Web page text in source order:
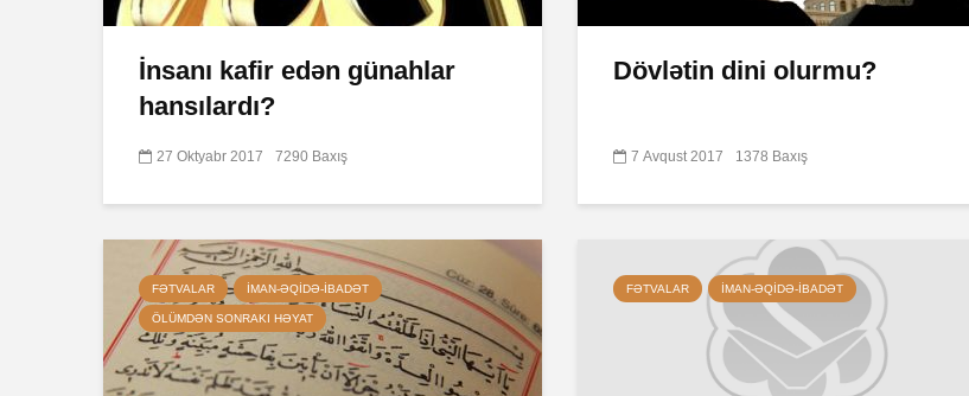
İnsanı kafir edən günahlar
hansılardı?
27 Oktyabr 2017 7290 Baxış
Dövlətin dini olurmu?
7 Avqust 2017 1378 Baxış
FƏTVALAR İMAN-ƏQIDƏ-IBADƏT
ÖLÜMDƏN SONRAKI HƏYAT
FƏTVALAR İMAN-ƏQIDƏ-IBADƏT